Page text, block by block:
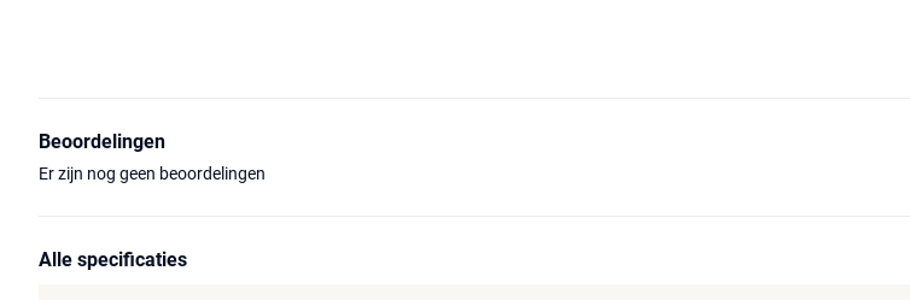
Beoordelingen
Er zijn nog geen beoordelingen
Alle specificaties